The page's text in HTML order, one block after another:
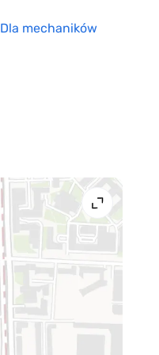
Dla mechaników